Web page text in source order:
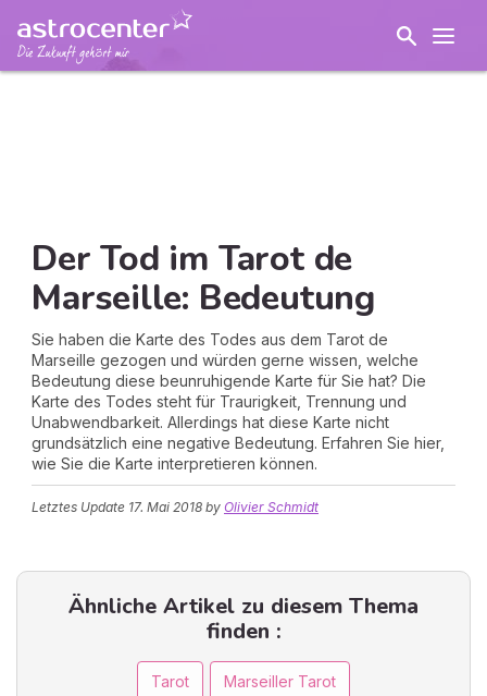
Der Tod im Tarot de
Marseille: Bedeutung
Sie haben die Karte des Todes aus dem Tarot de
Marseille gezogen und würden gerne wissen, welche
Bedeutung diese beunruhigende Karte für Sie hat? Die
Karte des Todes steht für Traurigkeit, Trennung und
Unabwendbarkeit. Allerdings hat diese Karte nicht
grundsätzlich eine negative Bedeutung. Erfahren Sie hier,
wie Sie die Karte interpretieren können.
Letztes Update 17. Mai 2018 by Olivier Schmidt
Ähnliche Artikel zu diesem Thema
finden :
Tarot Marseiller Tarot